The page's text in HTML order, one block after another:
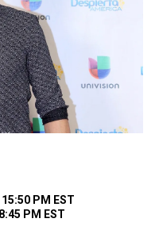
PM EST
PM EST